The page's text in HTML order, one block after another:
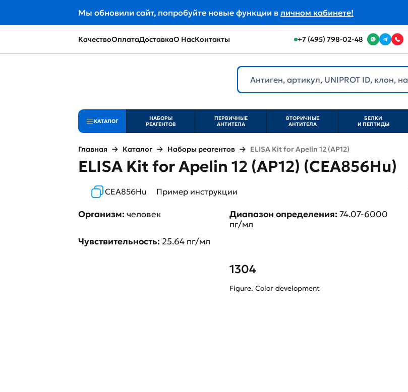
Мы обновили сайт, попробуйте новые функции в личном кабинете!
КачествоОплатаДоставкаО НасКонтакты +7 (495) 798-02-48
КАТАЛОГ
НАБОРЫ
РЕАГЕНТОВ
ПЕРВИЧНЫЕ
АНТИТЕЛА
ВТОРИЧНЫЕ
АНТИТЕЛА
БЕЛКИ
И ПЕПТИДЫ
Главная Каталог Наборы реагентов ELISA Kit for Apelin 12 (AP12)
ELISA Kit for Apelin 12 (AP12) (CEA856Hu)
CEA856Hu Пример инструкции
Организм:человек Диапазон определения:74.07-6000
пг/мл
Чувствительность: 25.64 пг/мл
1304
Figure. Color development